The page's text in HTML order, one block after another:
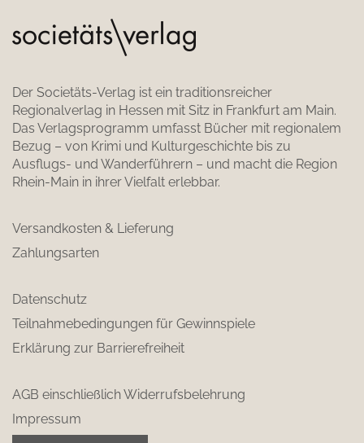
Der Societäts-Verlag ist ein traditionsreicher
Regionalverlag in Hessen mit Sitz in Frankfurt am Main.
Das Verlagsprogramm umfasst Bücher mit regionalem
Bezug – von Krimi und Kulturgeschichte bis zu
Ausflugs- und Wanderführern – und macht die Region
Rhein-Main in ihrer Vielfalt erlebbar.
Versandkosten & Lieferung
Zahlungsarten
Datenschutz
Teilnahmebedingungen für Gewinnspiele
Erklärung zur Barrierefreiheit
AGB einschließlich Widerrufsbelehrung
Impressum